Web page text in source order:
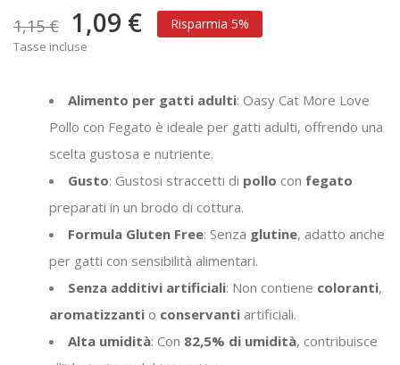
1,15 € 1,09 € Risparmia 5%
Tasse incluse
Alimento per gatti adulti: Oasy Cat More Love
Pollo con Fegato è ideale per gatti adulti, offrendo una
scelta gustosa e nutriente.
Gusto: Gustosi straccetti di pollo con fegato
preparati in un brodo di cottura.
Formula Gluten Free: Senza glutine, adatto anche
per gatti con sensibilità alimentari.
Senza additivi artificiali: Non contiene coloranti,
aromatizzanti o conservanti artificiali.
Alta umidità: Con 82,5% di umidità, contribuisce